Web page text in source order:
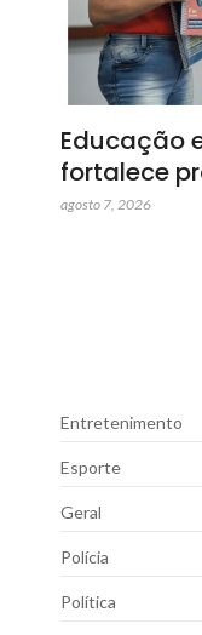
Educação
fortalece
agosto 7, 2026
Entretenimento
Esporte
Geral
Polícia
Política